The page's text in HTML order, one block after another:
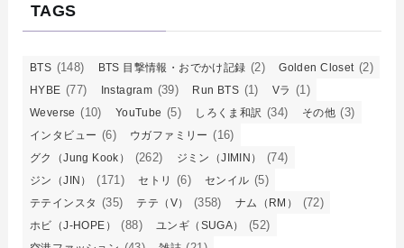
TAGS
BTS (148) BTS 目撃情報・おでかけ記録 (2) Golden Closet (2)
HYBE (77) Instagram (39) Run BTS (1) Vラ (1)
Weverse (10) YouTube (5) しろくま和訳 (34) その他 (3)
インタビュー (6) ウガファミリー (16)
グク（Jung Kook） (262) ジミン（JIMIN） (74)
ジン（JIN） (171) セトリ (6) センイル (5)
テテインスタ (35) テテ（V） (358) ナム（RM） (72)
ホビ（J-HOPE） (88) ユンギ（SUGA） (52)